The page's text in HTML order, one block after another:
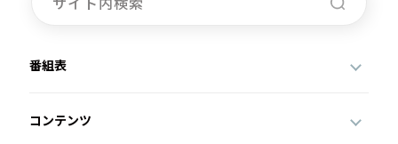
番組表
コンテンツ